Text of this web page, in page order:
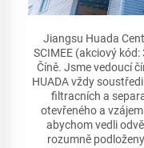
Jiangsu Huada
SCIMEE (akciový
Číně. Jsme vedoucí
HUADA vždy
filtracních a
otevřeného a
abychom vedli
rozumně